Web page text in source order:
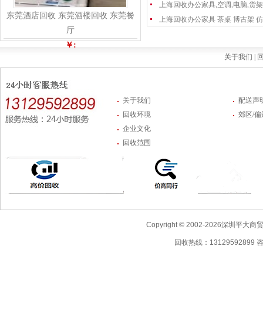
东莞酒店回收 东莞酒楼回收 东莞餐
厅
￥:
上海回收办公家具,空调,电脑,货
上海回收办公家具 茶桌 博古架
关于我们 |
关于我们
回收环境
企业文化
回收范围
配送声
郊区/
Copyright © 2002-2026深圳平大商
回收热线：13129592899